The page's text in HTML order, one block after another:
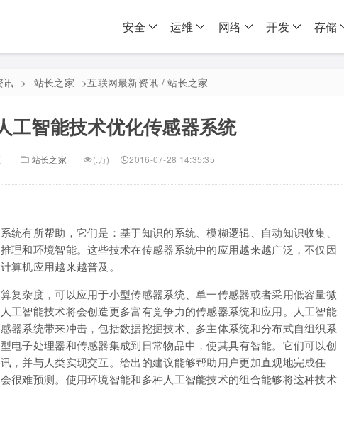
安全 运维 网络 开发 存储
讯 > 站长之家 >互联网最新资讯 / 站长之家
工智能技术优化传感器系统
站长之家 (.万) 2016-07-28 14:35:35
统有所帮助，它们是：基于知识的系统、模糊逻辑、自动知识收集、
理和环境智能。这些技术在传感器系统中的应用越来越广泛，不仅因
算机应用越来越普及。
复杂度，可以应用于小型传感器系统、单一传感器或者采用低容量微
工智能技术将会创造更多富有竞争力的传感器系统和应用。人工智能
器系统带来冲击，包括数据挖掘技术、多主体系统和分布式自组织系
电子处理器和传感器集成到日常物品中，使其具有智能。它们可以创
，并与人类实现交互。给出的建议能够帮助用户更加直观地完成任
很难预测。使用环境智能和多种人工智能技术的组合能够将这种技术